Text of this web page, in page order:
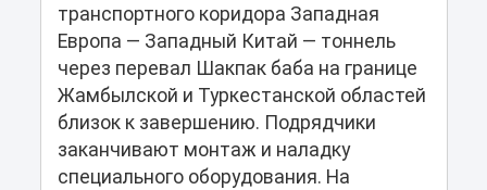
транспортного коридора Западная
Европа — Западный Китай — тоннель
через перевал Шакпак баба на границе
Жамбылской и Туркестанской областей
близок к завершению. Подрядчики
заканчивают монтаж и наладку
специального оборудования. На